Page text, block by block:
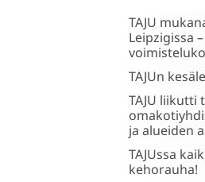
TAJU
Leipzigissa
TAJUn
TAJU liikutti
ja alueiden
TAJUssa
kehorauha!